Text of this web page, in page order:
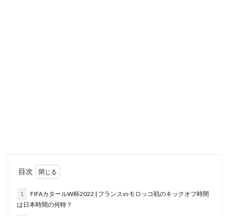
目次
1
FIFAカタールW杯2022 | フランスvsモロッコ戦のキックオフ時間
は日本時間の何時？